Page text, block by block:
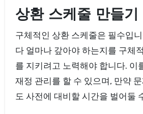
상환 스케줄 만들기
구체적인 상환 스케줄은 필수입
다 얼마나 갚아야 하는지를 구체
를 지키려고 노력해야 합니다. 이
재정 관리를 할 수 있으며, 만약
도 사전에 대비할 시간을 벌어둘